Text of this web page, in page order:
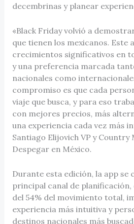
decembrinas y planear
«Black Friday volvió a
que tienen los mexicanos. Este
crecimientos significativos en
y una preferencia marcada
nacionales como
compromiso es que cada
viaje que busca, y para eso
con mejores precios, más
una experiencia cada vez más
Santiago Elijovich VP y Country
Despegar en México.
Durante esta edición, la app se
principal canal de
del 54% del movimiento total,
experiencia más intuitiva y
destinos nacionales más